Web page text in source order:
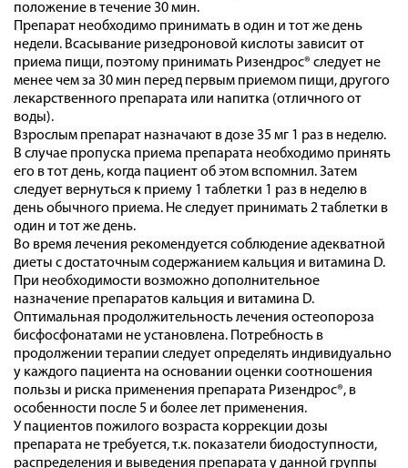
положение в течение 30 мин.
Препарат необходимо принимать в один и тот же день
недели. Всасывание ризедроновой кислоты зависит от
приема пищи, поэтому принимать Ризендрос® следует не
менее чем за 30 мин перед первым приемом пищи, другого
лекарственного препарата или напитка (отличного от
воды).
Взрослым препарат назначают в дозе 35 мг 1 раз в неделю.
В случае пропуска приема препарата необходимо принять
его в тот день, когда пациент об этом вспомнил. Затем
следует вернуться к приему 1 таблетки 1 раз в неделю в
день обычного приема. Не следует принимать 2 таблетки в
один и тот же день.
Во время лечения рекомендуется соблюдение адекватной
диеты с достаточным содержанием кальция и витамина D.
При необходимости возможно дополнительное
назначение препаратов кальция и витамина D.
Оптимальная продолжительность лечения остеопороза
бисфосфонатами не установлена. Потребность в
продолжении терапии следует определять индивидуально
у каждого пациента на основании оценки соотношения
пользы и риска применения препарата Ризендрос®, в
особенности после 5 и более лет применения.
У пациентов пожилого возраста коррекции дозы
препарата не требуется, т.к. показатели биодоступности,
распределения и выведения препарата у данной группы